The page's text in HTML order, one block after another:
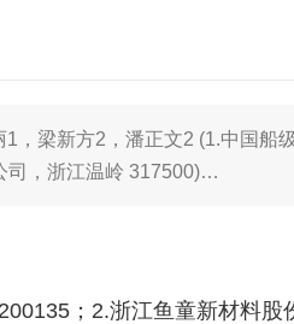
，梁新方2，潘正文2 (1.中国船
司，浙江温岭 317500)…
；2.浙江鱼童新材料股